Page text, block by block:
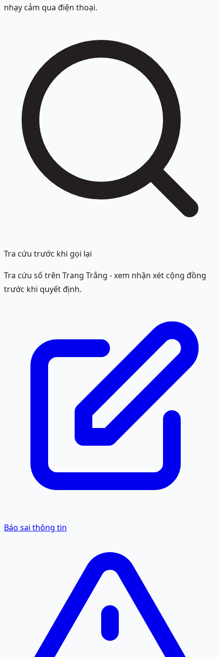
nhạy cảm qua điện thoại.
Tra cứu trước khi gọi lại
Tra cứu số trên Trang Trắng - xem nhận xét cộng đồng
trước khi quyết định.
Báo sai thông tin